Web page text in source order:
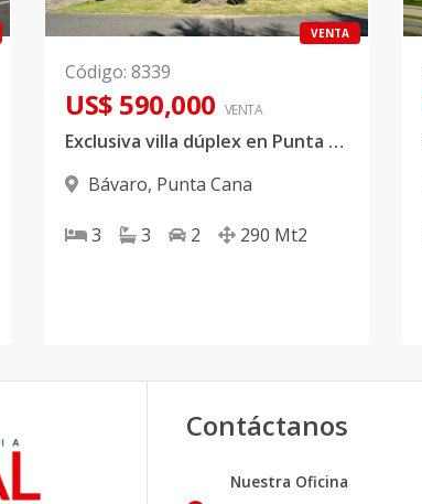
VENTA
Código: 8339
US$ 590,000 VENTA
Exclusiva villa dúplex en Punta Cana
Bávaro, Punta Cana
3 3 2 290 Mt2
Contáctanos
Nuestra Oficina